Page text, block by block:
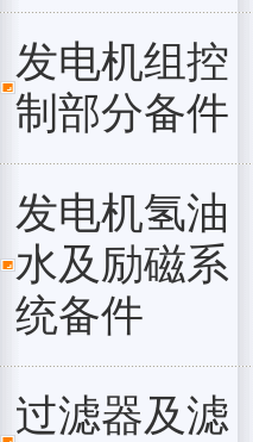
发电机组控
制部分备件
发电机氢油
水及励磁系
统备件
过滤器及滤